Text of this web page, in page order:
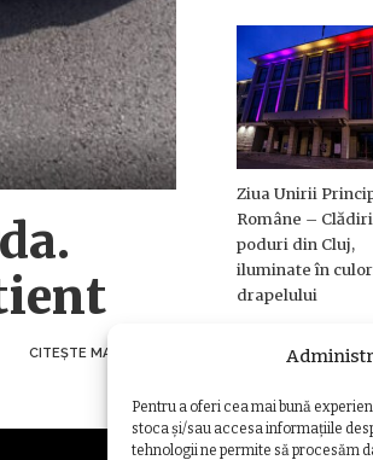
Pentru a oferi cea mai bună
stoca și/sau accesa informațiile
tehnologii ne permite să procesăm
CITEȘTE MAI MULT
Ziua Unirii
Române –
poduri din Cluj,
iluminate în
drapelului